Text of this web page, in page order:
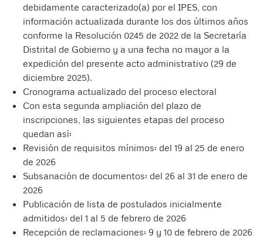
debidamente caracterizado(a) por el IPES, con
información actualizada durante los dos últimos años
conforme la Resolución 0245 de 2022 de la Secretaría
Distrital de Gobierno y a una fecha no mayor a la
expedición del presente acto administrativo (29 de
diciembre 2025).
Cronograma actualizado del proceso electoral
Con esta segunda ampliación del plazo de
inscripciones, las siguientes etapas del proceso
quedan así:
Revisión de requisitos mínimos: del 19 al 25 de enero
de 2026
Subsanación de documentos: del 26 al 31 de enero de
2026
Publicación de lista de postulados inicialmente
admitidos: del 1 al 5 de febrero de 2026
Recepción de reclamaciones: 9 y 10 de febrero de 2026